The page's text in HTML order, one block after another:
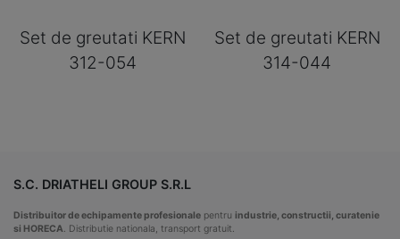
Set de greutati KERN
312-054
Set de greutati KERN
314-044
S.C. DRIATHELI GROUP S.R.L
Distribuitor de echipamente profesionale pentru industrie, constructii, curatenie
si HORECA. Distributie nationala, transport gratuit.